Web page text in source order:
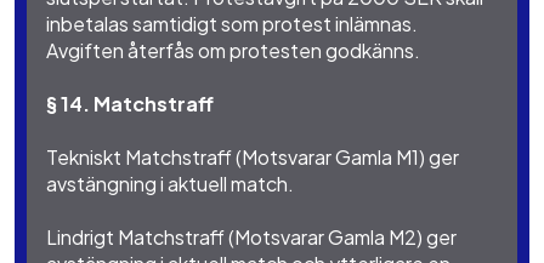
inbetalas samtidigt som protest inlämnas.
Avgiften återfås om protesten godkänns.
§ 14. Matchstraff
Tekniskt Matchstraff (Motsvarar Gamla M1) ger
avstängning i aktuell match.
Lindrigt Matchstraff (Motsvarar Gamla M2) ger